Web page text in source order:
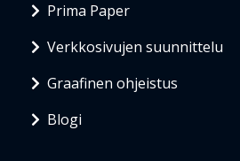
Prima Paper
Verkkosivujen suunnittelu
Graafinen ohjeistus
Blogi